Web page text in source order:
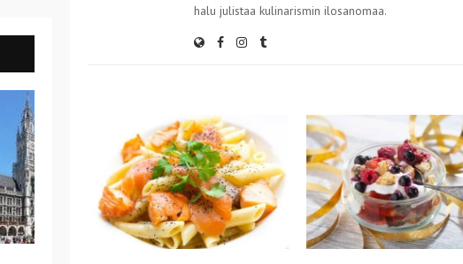
halu julistaa kulinarismin ilosanomaa.